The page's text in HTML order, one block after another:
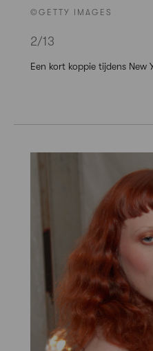
©GETTY IMAGES
2/13
Een kort koppie tijdens New